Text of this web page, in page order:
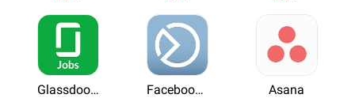
Glassdoor Jobs Facebook Pages Manager Asana